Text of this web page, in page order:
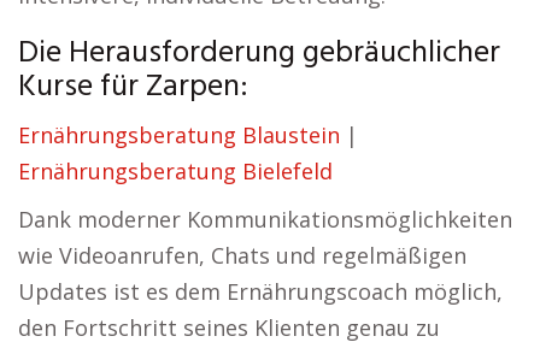
Die Herausforderung gebräuchlicher
Kurse für Zarpen:
Ernährungsberatung Blaustein |
Ernährungsberatung Bielefeld
Dank moderner Kommunikationsmöglichkeiten
wie Videoanrufen, Chats und regelmäßigen
Updates ist es dem Ernährungscoach möglich,
den Fortschritt seines Klienten genau zu